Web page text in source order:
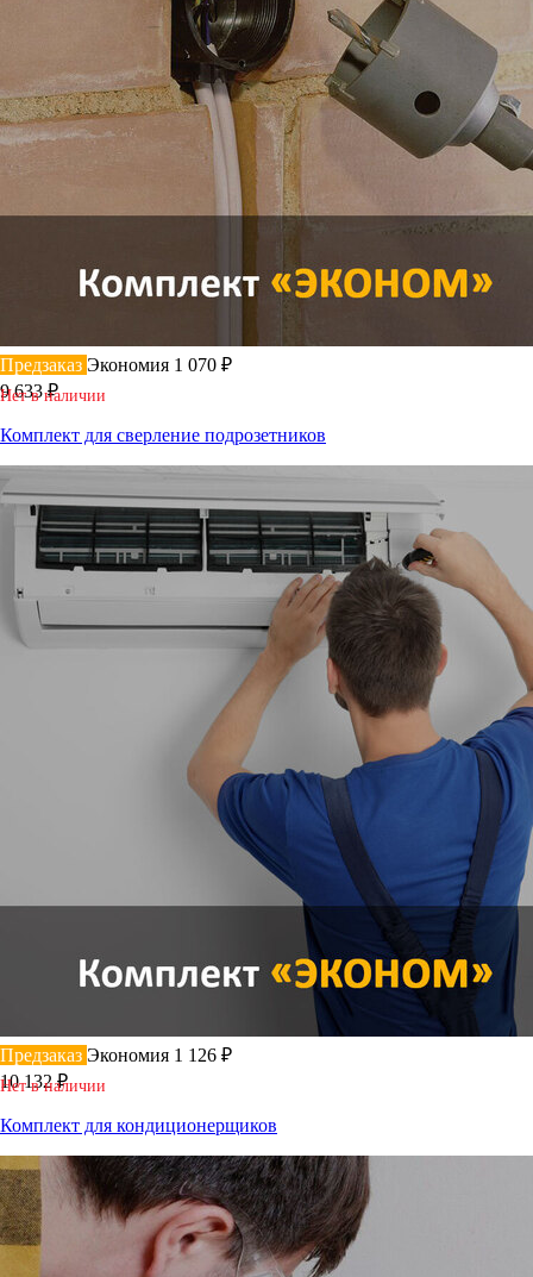
Предзаказ Экономия 1 070 ₽
9 633 ₽
Нет в наличии
Комплект для сверление подрозетников
Предзаказ Экономия 1 126 ₽
10 132 ₽
Нет в наличии
Комплект для кондиционерщиков